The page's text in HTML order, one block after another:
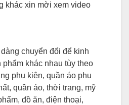
khác xin mời xem video
chuyển đổi để kinh
khác nhau tùy theo
phụ kiện, quần áo phụ
quần áo, thời trang, mỹ
đồ ăn, điện thoại,